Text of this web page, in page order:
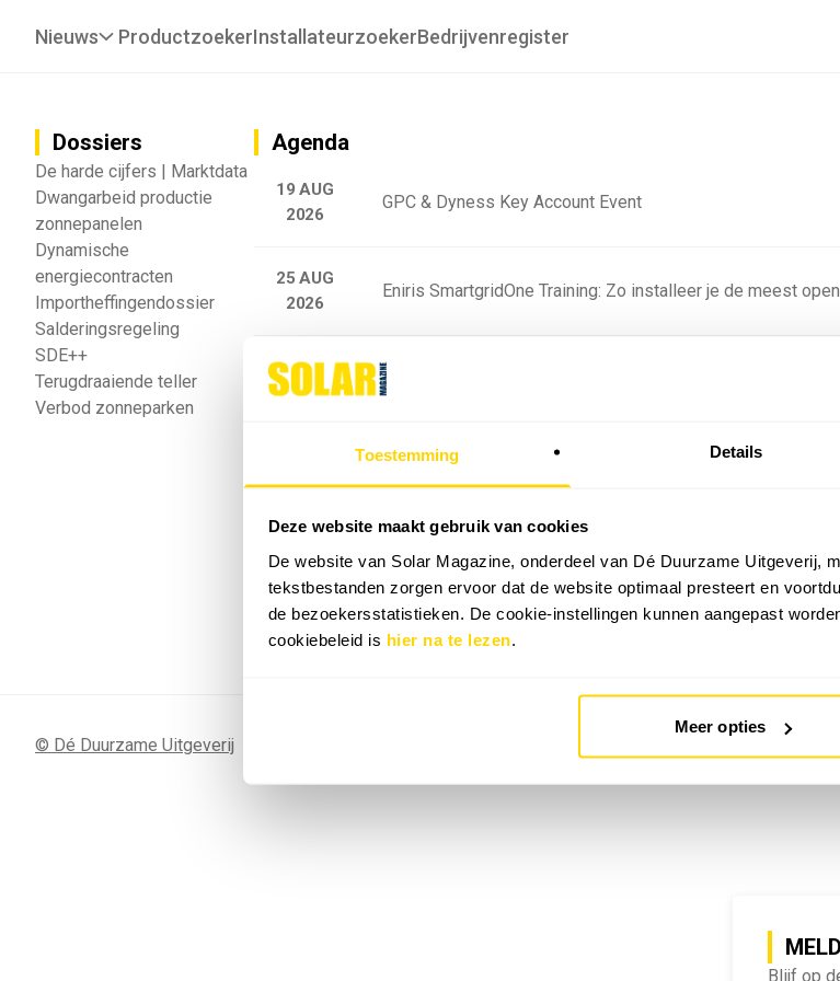
Toestemming Details
Deze website maakt gebruik van cookies
De website van Solar Magazine, onderdeel van Dé Duurzame Uitgeverij,
tekstbestanden zorgen ervoor dat de website optimaal presteert en
de bezoekersstatistieken. De cookie-instellingen kunnen aangepast
cookiebeleid is hier na te lezen.
Meer opties
Blijf op
Nieuws ProductzoekerInstallateurzoekerBedrijvenregister
Dossiers
De harde cijfers | Marktdata
Dwangarbeid productie
zonnepanelen
Dynamische
energiecontracten
Importheffingendossier
Salderingsregeling
SDE++
Terugdraaiende teller
Verbod zonneparken
Agenda
19 AUG
2026
GPC & Dyness Key Account Event
25 AUG
2026
Eniris SmartgridOne Training: Zo installeer je de meest
25 AUG
2026
Sigenergy Training - Residentieel
2026
Webinar: Toekomstige batterijprofielen: hoe netbeheerders
batterijgedrag in 2035 te voorspellen
2026
Sunergy Academy | SlimmeRik on Tour
© Dé Duurzame Uitgeverij